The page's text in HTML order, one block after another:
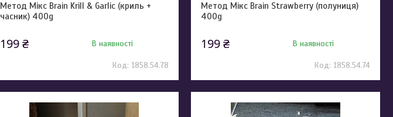
Метод Мікс Brain Krill & Garlic (криль +
часник) 400g
199 ₴ В наявності
1858.54.78
Метод Мікс Brain Strawberry (полуниця)
400g
199 ₴ В наявності
1858.54.74